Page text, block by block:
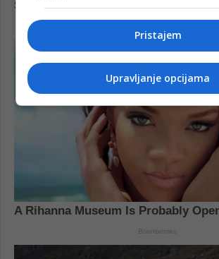
Pristajem
Upravljanje opcijama